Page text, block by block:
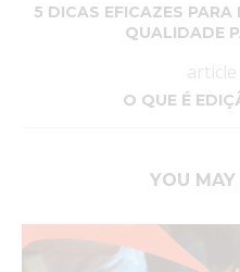
5 DICAS EFICAZES PARA
QUALIDADE
O QUE É
YOU